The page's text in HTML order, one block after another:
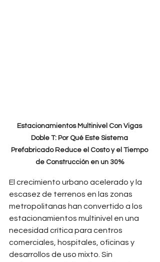
Estacionamientos Multinivel Con Vigas
Doble T: Por Qué Este Sistema
Prefabricado Reduce el Costo y el Tiempo
de Construcción en un 30%
El crecimiento urbano acelerado y la
escasez de terrenos en las zonas
metropolitanas han convertido a los
estacionamientos multinivel en una
necesidad crítica para centros
comerciales, hospitales, oficinas y
desarrollos de uso mixto. Sin